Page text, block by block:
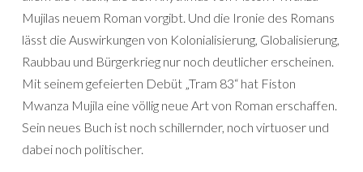
Mujilas neuem Roman vorgibt. Und die Ironie des Romans
lässt die Auswirkungen von Kolonialisierung, Globalisierung,
Raubbau und Bürgerkrieg nur noch deutlicher erscheinen.
Mit seinem gefeierten Debüt „Tram 83“ hat Fiston
Mwanza Mujila eine völlig neue Art von Roman erschaffen.
Sein neues Buch ist noch schillernder, noch virtuoser und
dabei noch politischer.